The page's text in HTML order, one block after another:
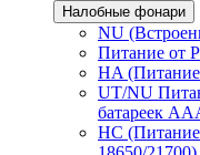
Налобные фонари
NU
Питание от
HA
UT/NU
батареек
HC (Питание